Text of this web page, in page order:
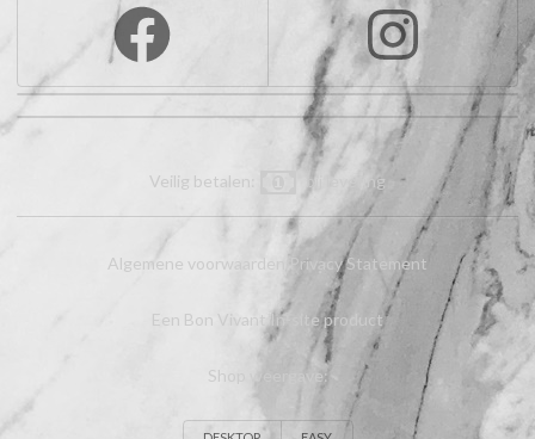
Veilig betalen: bij levering
Algemene voorwaarden Privacy Statement
Een Bon Vivant In-site product
Shop weergave: